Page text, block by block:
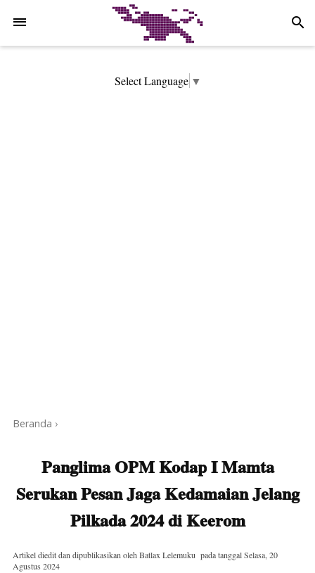
search
Select Language ▼
Beranda ›
Panglima OPM Kodap I Mamta
Serukan Pesan Jaga Kedamaian Jelang
Pilkada 2024 di Keerom
Artikel diedit dan dipublikasikan oleh Batlax Lelemuku pada tanggalSelasa, 20
Agustus 2024